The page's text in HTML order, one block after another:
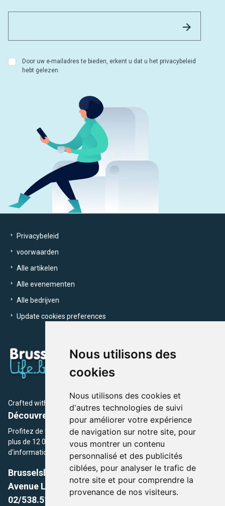
Nous utilisons des
cookies
Nous utilisons des cookies et
d'autres technologies de suivi
pour améliorer votre expérience
de navigation sur notre site, pour
vous montrer un contenu
personnalisé et des publicités
ciblées, pour analyser le trafic de
notre site et pour comprendre la
provenance de nos visiteurs.
Door uw e-mailadres te bieden, erkent u dat u het privacybeleid
hebt gelezen
Privacybeleid
voorwaarden
Alle artikelen
Alle evenementen
Alle bedrijven
Update cookies preferences
Crafted with by Brusselslife Team
Découvrez plus de 12 000 adresses et événements
Profitez de toutes les sections de BrusselsLife.be et découvrez
plus de 12 000 adresses et un grand choix d'événements,
d'informations et de conseils et astuces de notre écriture.
Brusselslife.be
Avenue Louise, 500 -1050 Ixelles, Brussels,
02/538.51.49.